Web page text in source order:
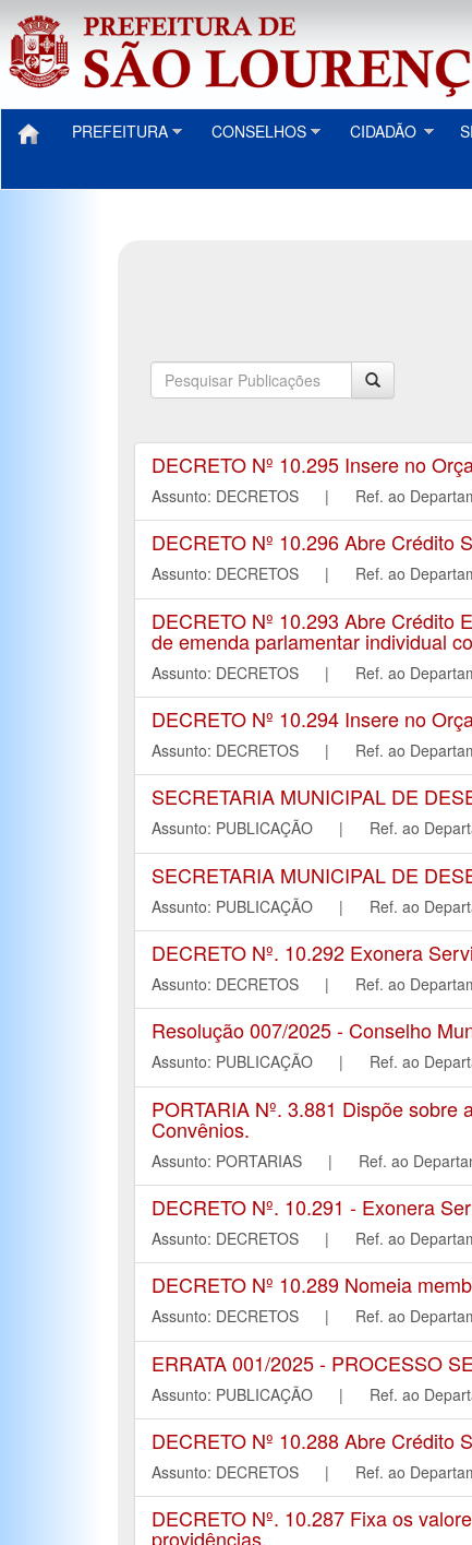
PREFEITURA CONSELHOS CIDADÃO
DECRETO Nº 10.295 Insere no
Assunto: DECRETOS | Ref. ao
DECRETO Nº 10.296 Abre Crédito
Assunto: DECRETOS | Ref. ao
DECRETO Nº 10.293 Abre Crédito
de emenda parlamentar individual
Assunto: DECRETOS | Ref. ao
DECRETO Nº 10.294 Insere no
Assunto: DECRETOS | Ref. ao
SECRETARIA MUNICIPAL DE
Assunto: PUBLICAÇÃO | Ref. ao
SECRETARIA MUNICIPAL DE
Assunto: PUBLICAÇÃO | Ref. ao
DECRETO Nº. 10.292 Exonera
Assunto: DECRETOS | Ref. ao
Resolução 007/2025 - Conselho
Assunto: PUBLICAÇÃO | Ref. ao
PORTARIA Nº. 3.881 Dispõe
Convênios.
Assunto: PORTARIAS | Ref. ao
DECRETO Nº. 10.291 - Exonera
Assunto: DECRETOS | Ref. ao
DECRETO Nº 10.289 Nomeia
Assunto: DECRETOS | Ref. ao
ERRATA 001/2025 - PROCESSO
Assunto: PUBLICAÇÃO | Ref. ao
DECRETO Nº 10.288 Abre Crédito
Assunto: DECRETOS | Ref. ao
DECRETO Nº. 10.287 Fixa os
providências.